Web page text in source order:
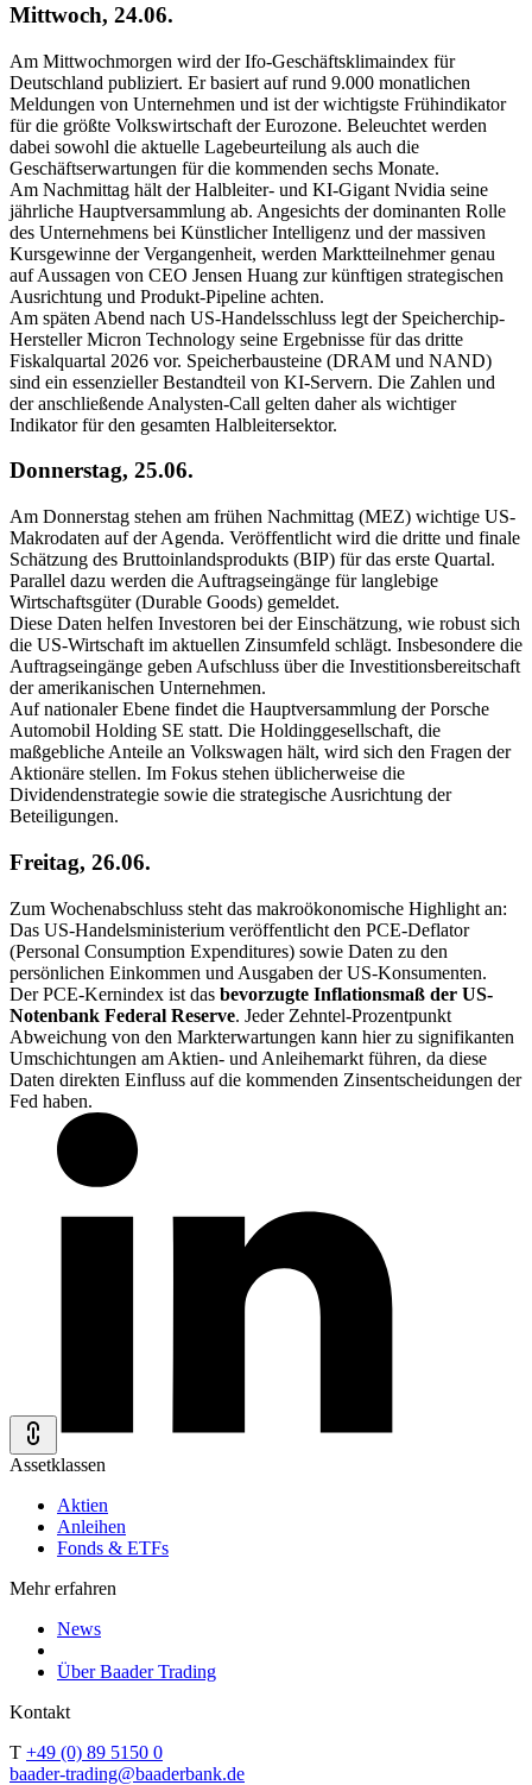
Mittwoch, 24.06.
Am Mittwochmorgen wird der Ifo-Geschäftsklimaindex für
Deutschland publiziert. Er basiert auf rund 9.000 monatlichen
Meldungen von Unternehmen und ist der wichtigste Frühindikator
für die größte Volkswirtschaft der Eurozone. Beleuchtet werden
dabei sowohl die aktuelle Lagebeurteilung als auch die
Geschäftserwartungen für die kommenden sechs Monate.
Am Nachmittag hält der Halbleiter- und KI-Gigant Nvidia seine
jährliche Hauptversammlung ab. Angesichts der dominanten Rolle
des Unternehmens bei Künstlicher Intelligenz und der massiven
Kursgewinne der Vergangenheit, werden Marktteilnehmer genau
auf Aussagen von CEO Jensen Huang zur künftigen strategischen
Ausrichtung und Produkt-Pipeline achten.
Am späten Abend nach US-Handelsschluss legt der Speicherchip-
Hersteller Micron Technology seine Ergebnisse für das dritte
Fiskalquartal 2026 vor. Speicherbausteine (DRAM und NAND)
sind ein essenzieller Bestandteil von KI-Servern. Die Zahlen und
der anschließende Analysten-Call gelten daher als wichtiger
Indikator für den gesamten Halbleitersektor.
Donnerstag, 25.06.
Am Donnerstag stehen am frühen Nachmittag (MEZ) wichtige US-
Makrodaten auf der Agenda. Veröffentlicht wird die dritte und finale
Schätzung des Bruttoinlandsprodukts (BIP) für das erste Quartal.
Parallel dazu werden die Auftragseingänge für langlebige
Wirtschaftsgüter (Durable Goods) gemeldet.
Diese Daten helfen Investoren bei der Einschätzung, wie robust sich
die US-Wirtschaft im aktuellen Zinsumfeld schlägt. Insbesondere die
Auftragseingänge geben Aufschluss über die Investitionsbereitschaft
der amerikanischen Unternehmen.
Auf nationaler Ebene findet die Hauptversammlung der Porsche
Automobil Holding SE statt. Die Holdinggesellschaft, die
maßgebliche Anteile an Volkswagen hält, wird sich den Fragen der
Aktionäre stellen. Im Fokus stehen üblicherweise die
Dividendenstrategie sowie die strategische Ausrichtung der
Beteiligungen.
Freitag, 26.06.
Zum Wochenabschluss steht das makroökonomische Highlight an:
Das US-Handelsministerium veröffentlicht den PCE-Deflator
(Personal Consumption Expenditures) sowie Daten zu den
persönlichen Einkommen und Ausgaben der US-Konsumenten.
Der PCE-Kernindex ist das bevorzugte Inflationsmaß der US-
Notenbank Federal Reserve. Jeder Zehntel-Prozentpunkt
Abweichung von den Markterwartungen kann hier zu signifikanten
Umschichtungen am Aktien- und Anleihemarkt führen, da diese
Daten direkten Einfluss auf die kommenden Zinsentscheidungen der
Fed haben.
Assetklassen
Aktien
Anleihen
Fonds & ETFs
Mehr erfahren
News
Über Baader Trading
Kontakt
T +49 (0) 89 5150 0
baader-trading@baaderbank.de